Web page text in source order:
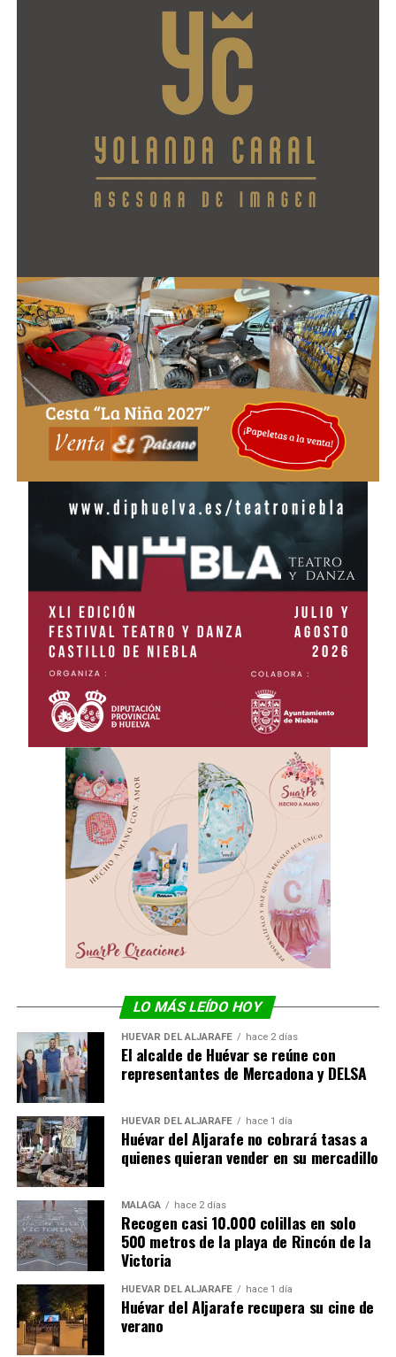
LO MÁS LEÍDO HOY
HUÉVAR DEL ALJARAFE hace 2 días
El alcalde de Huévar se reúne con
representantes de Mercadona y DELSA
HUÉVAR DEL ALJARAFE hace 1 día
Huévar del Aljarafe no cobrará tasas a
quienes quieran vender en su mercadillo
MÁLAGA hace 2 días
Recogen casi 10.000 colillas en solo
500 metros de la playa de Rincón de la
Victoria
HUÉVAR DEL ALJARAFE hace 1 día
Huévar del Aljarafe recupera su cine de
verano